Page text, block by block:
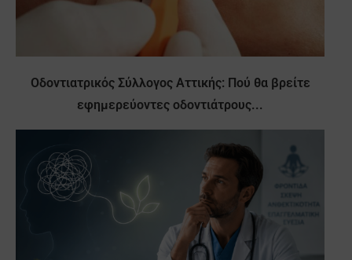
Οδοντιατρικός Σύλλογος Αττικής: Πού θα βρείτε
εφημερεύοντες οδοντιάτρους...